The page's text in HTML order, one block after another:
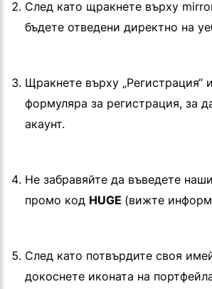
След като щракнете върху
бъдете отведени директно на
Щракнете върху „Регистрация“
формуляра за регистрация, за
акаунт.
Не забравяйте да въведете
промо код HUGE (вижте
След като потвърдите своя
докоснете иконата на